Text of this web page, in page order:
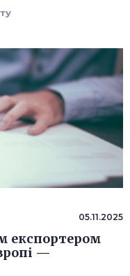
05.11.2025
експортером
—